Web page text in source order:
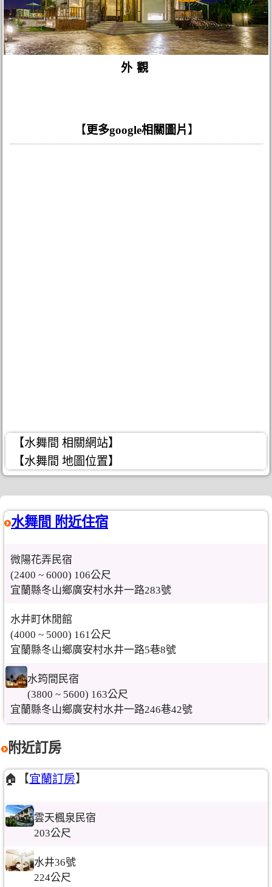
外觀
【更多google相關圖片】
【水舞間 相關網站】
【水舞間 地圖位置】
水舞間 附近住宿
微陽花弄民宿
(2400 ~ 6000) 106公尺
宜蘭縣冬山鄉廣安村水井一路283號
水井町休閒館
(4000 ~ 5000) 161公尺
宜蘭縣冬山鄉廣安村水井一路5巷8號
水筠間民宿
(3800 ~ 5600) 163公尺
宜蘭縣冬山鄉廣安村水井一路246巷42號
附近訂房
🏠【宜蘭訂房】
雲天楓泉民宿
203公尺
水井36號
224公尺